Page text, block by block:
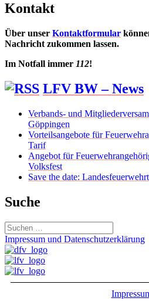
Kontakt
Über unser Kontaktformular
Nachricht zukommen lassen.
Im Notfall immer 112!
LFV BW – News
Verbands- und
Göppingen
Vorteilsangebote für
Tarif
Angebot für
Volksfest
Save the date:
Suche
Suchen
nach:
Impressum und Datenschutzerklärung